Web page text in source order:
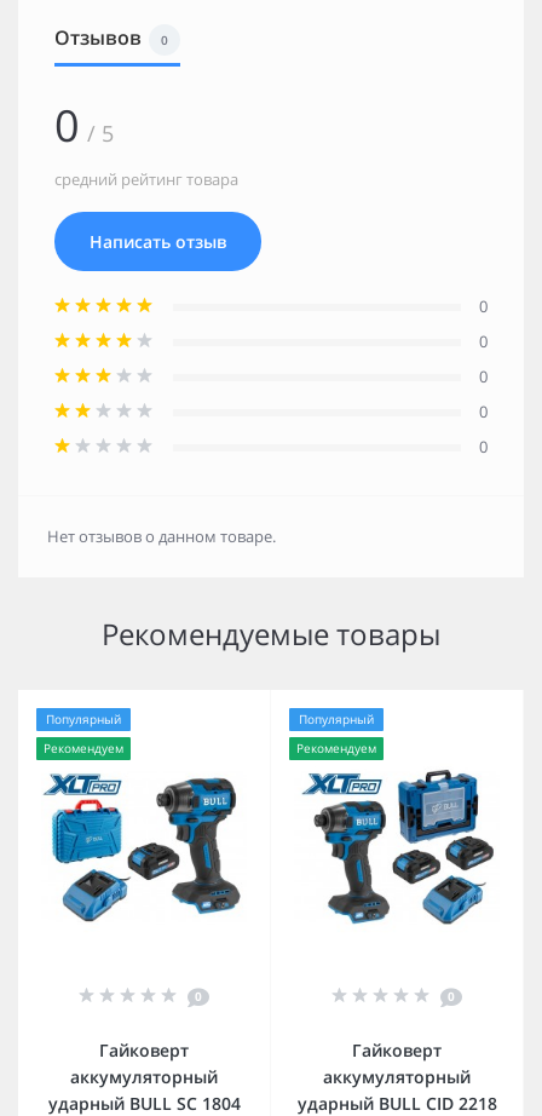
Отзывов 0
0 / 5
средний рейтинг товара
Написать отзыв
0
0
0
0
0
Нет отзывов о данном товаре.
Рекомендуемые товары
Популярный
Рекомендуем
0
Гайковерт
аккумуляторный
ударный BULL SC 1804
Популярный
Рекомендуем
0
Гайковерт
аккумуляторный
ударный BULL CID 2218